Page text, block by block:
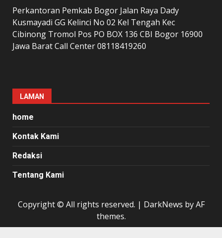
Perkantoran Pemkab Bogor Jalan Raya Dady
Kusmayadi GG Kelinci No 02 Kel Tengah Kec
Cibinong Tromol Pos PO BOX 136 CBI Bogor 16900
Jawa Barat Call Center 08118419260
LAMAN
home
Kontak Kami
Redaksi
Tentang Kami
Copyright © All rights reserved. | DarkNews by AF
themes.